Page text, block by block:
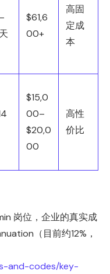
$61,6
00+
高固
定成
本
$15,0
00–
$20,0
00
高性
价比
岗位，企业的真实成
（目前约12%，
and-codes/key-